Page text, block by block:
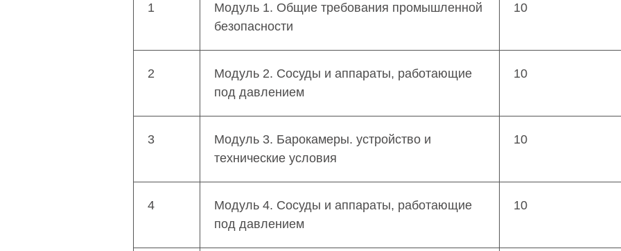
для изучения требований к устройству, безопасной эксплуатации и ремонту
1
Модуль 1. Общие требования промышленной
безопасности
10
2
Модуль 2. Сосуды и аппараты, работающие
под давлением
10
3
Модуль 3. Барокамеры. устройство и
технические условия
10
4
Модуль 4. Сосуды и аппараты, работающие
под давлением
10